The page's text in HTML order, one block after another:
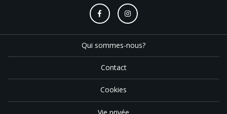
Qui sommes-nous?
Contact
Cookies